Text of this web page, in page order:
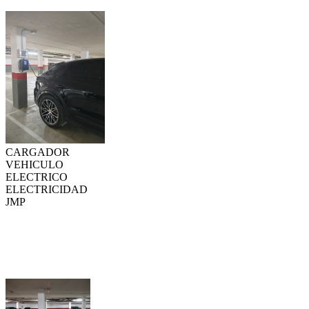
CARGADOR
VEHICULO
ELECTRICO
ELECTRICIDAD
JMP